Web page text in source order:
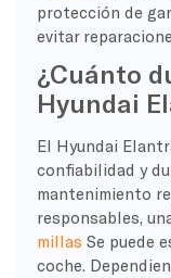
protección de
evitar
¿Cuánto
Hyundai
El Hyundai
confiabilidad y
mantenimiento
responsables,
millas Se puede
coche.